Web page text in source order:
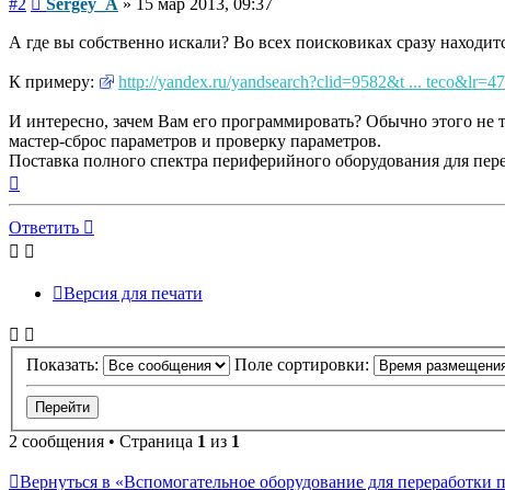
#2 Sergey_A » 15 мар 2013, 09:37
А где вы собственно искали? Во всех поисковиках сразу
К примеру: http://yandex.ru/yandsearch?clid=9582&t ... teco&lr=47
И интересно, зачем Вам его программировать? Обычно этого не
мастер-сброс параметров и проверку параметров.
Поставка полного спектра периферийного оборудования для
началу
Ответить
Версия для печати
Показать: Поле сортировки:
2 сообщения • Страница 1 из 1
Вернуться в «Вспомогательное оборудование для